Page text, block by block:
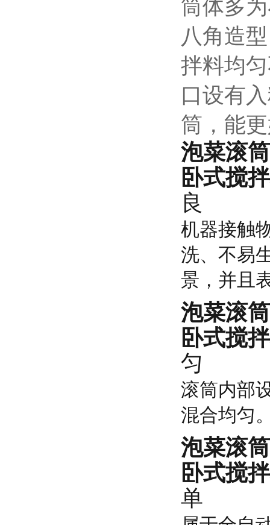
筒体多
八角造
拌料均
口设有
筒，能
泡菜滚
卧式搅
良
机器接触
洗、不易
景，并且
泡菜滚
卧式搅
匀
滚筒内部
混合均匀
泡菜滚
卧式搅
单